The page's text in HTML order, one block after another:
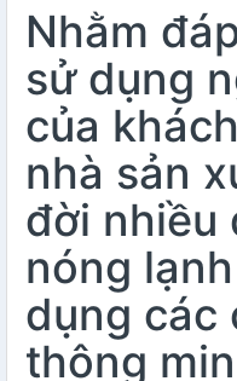
Nhằm
sử dụng
của
nhà sản
đời nhiều
nóng
dụng các
thông